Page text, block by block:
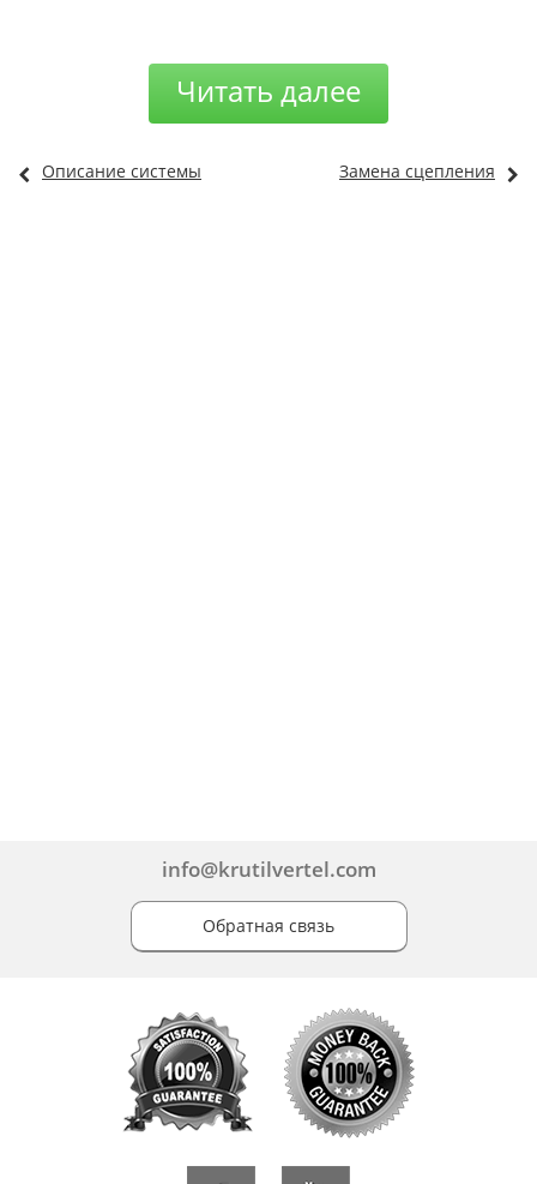
Читать далее
Описание системы Замена сцепления
info@krutilvertel.com
Обратная связь